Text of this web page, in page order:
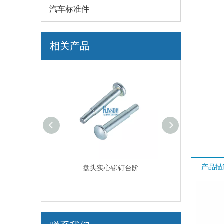
汽车标准件
相关产品
盘头实心铆钉台阶 产品